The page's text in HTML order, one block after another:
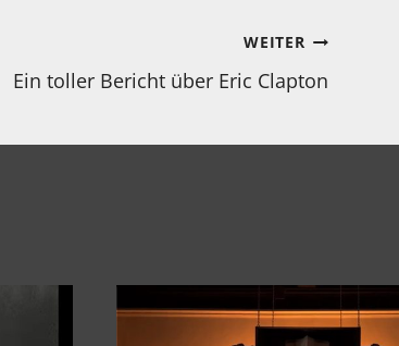
WEITER
Ein toller Bericht über Eric Clapton